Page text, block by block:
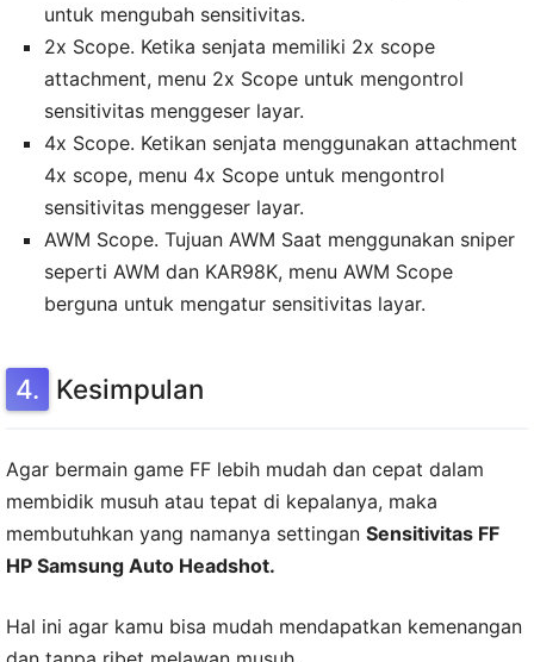
untuk mengubah sensitivitas.
2x Scope. Ketika senjata memiliki 2x scope
attachment, menu 2x Scope untuk mengontrol
sensitivitas menggeser layar.
4x Scope. Ketikan senjata menggunakan attachment
4x scope, menu 4x Scope untuk mengontrol
sensitivitas menggeser layar.
AWM Scope. Tujuan AWM Saat menggunakan sniper
seperti AWM dan KAR98K, menu AWM Scope
berguna untuk mengatur sensitivitas layar.
Kesimpulan
Agar bermain game FF lebih mudah dan cepat dalam
membidik musuh atau tepat di kepalanya, maka
membutuhkan yang namanya settingan Sensitivitas FF
HP Samsung Auto Headshot.
Hal ini agar kamu bisa mudah mendapatkan kemenangan